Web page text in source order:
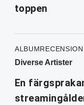
toppen
Diverse Artister
En